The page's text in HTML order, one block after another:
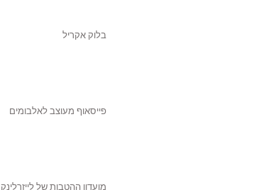
בלוק אקריל
פייסאוף מעוצב לאלבומים
מועדון ההטבות של לייזרלינק